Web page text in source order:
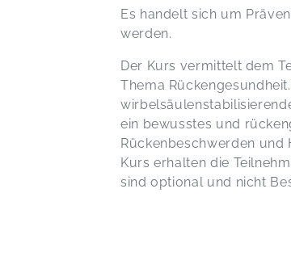
Es handelt sich um
werden.
Der Kurs vermittelt dem
Thema
ein bewusstes und
Rückenbeschwerden
Kurs erhalten die
sind optional und nicht